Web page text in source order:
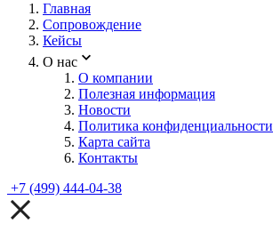
Главная
Сопровождение
Кейсы
О нас
О компании
Полезная информация
Новости
Политика конфиденциальности
Карта сайта
Контакты
+7 (499) 444-04-38